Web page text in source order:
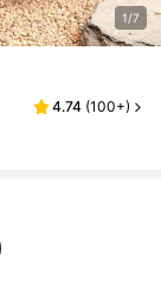
1/7
4.74 (100+)